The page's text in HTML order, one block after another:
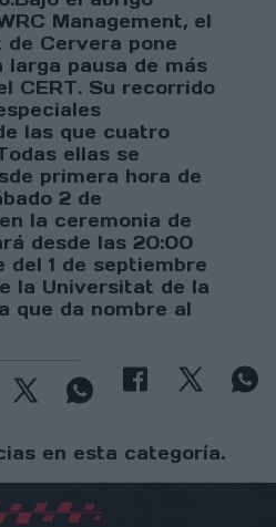
Management, el
de Cervera pone
larga pausa de más
CERT. Su recorrido
las que cuatro
ellas se
primera hora de
2 de
la ceremonia de
desde las 20:00
del 1 de septiembre
la Universitat de la
que da nombre al
en esta categoría.